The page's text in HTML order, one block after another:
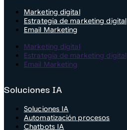
Marketing digital
Estrategia de marketing digital
Email Marketing
Marketing digital
Estrategia de marketing digital
Email Marketing
Soluciones IA
Soluciones IA
Automatización procesos
Chatbots IA